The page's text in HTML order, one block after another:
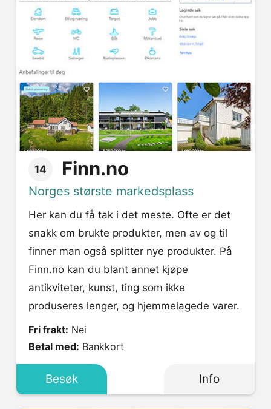
14 Finn.no
Norges største markedsplass
Her kan du få tak i det meste. Ofte er det
snakk om brukte produkter, men av og til
finner man også splitter nye produkter. På
Finn.no kan du blant annet kjøpe
antikviteter, kunst, ting som ikke
produseres lenger, og hjemmelagede varer.
Fri frakt: Nei
Betal med: Bankkort
Besøk Info